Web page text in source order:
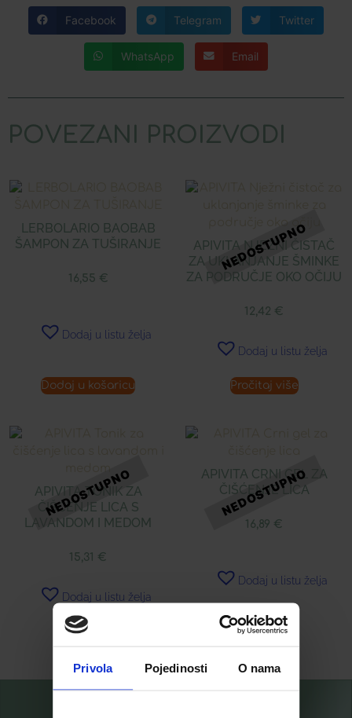
Privola Pojedinosti O nama
Facebook Telegram Twitter
WhatsApp Email
POVEZANI PROIZVODI
LERBOLARIO BAOBAB
ŠAMPON ZA TUŠIRANJE
16,55 €
Dodaj u listu želja
Dodaj u košaricu
APIVITA NJEŽNI ČISTAČ
ZA UKLANJANJE ŠMINKE
ZA PODRUČJE OKO OČIJU
12,42 €
Dodaj u listu želja
Pročitaj više
APIVITA TONIK ZA
ČIŠĆENJE LICA S
LAVANDOM I MEDOM
15,31 €
Dodaj u listu želja
Pročitaj više
APIVITA CRNI GEL ZA
ČIŠĆENJE LICA
16,89 €
Dodaj u listu želja
Pročitaj više